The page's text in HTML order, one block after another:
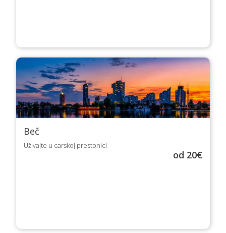
Beč
Uživajte u carskoj prestonici
od 20€